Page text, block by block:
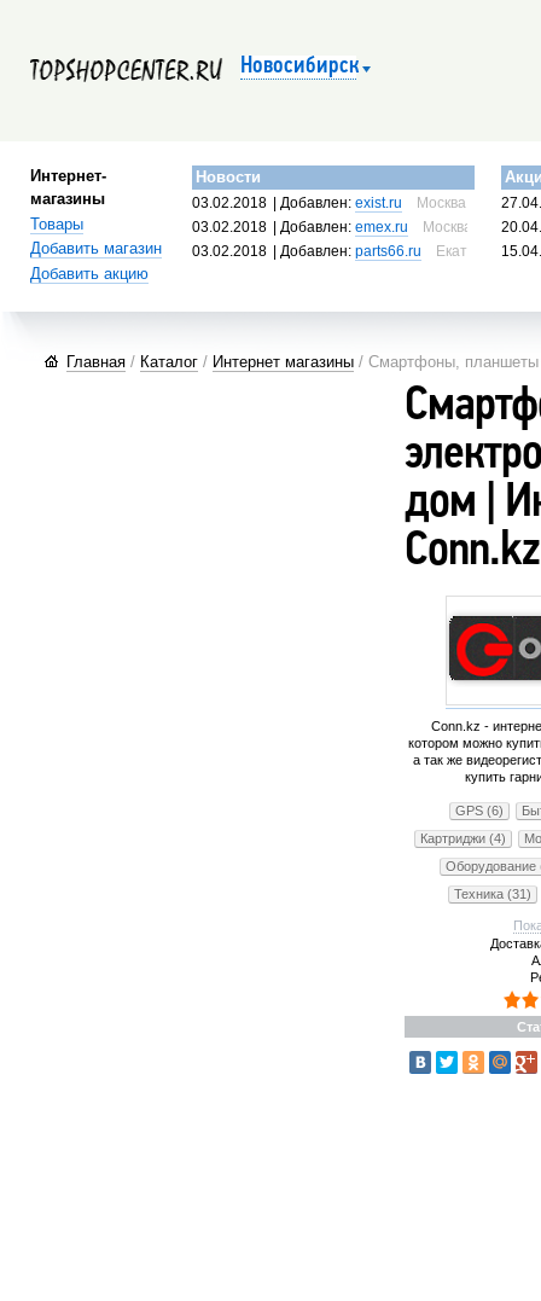
Новосибирск
Интернет-
магазины
Товары
Добавить магазин
Добавить акцию
Новости
03.02.2018 | Добавлен:exist.ru
Москва, Россия
03.02.2018
| Добавлен:emex.ru
Москва, Россия
03.02.2018
| Добавлен:parts66.ru Екатеринбург,
Главная / Каталог / Интернет магазины / Смартфоны, планшеты
дом |
Conn.kz -
котором можно
а так же
купить
GPS (6)
Картриджи (4)
Оборудование
Техника (31)
телефоны
Lenovo P780
Lenovo S920
куплю смартфон
смартфоны цены